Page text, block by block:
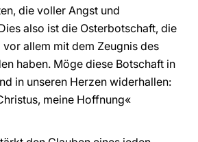
die voller Angst und
also ist die Osterbotschaft, die
allem mit dem Zeugnis des
haben. Möge diese Botschaft in
in unseren Herzen widerhallen:
meine Hoffnung«